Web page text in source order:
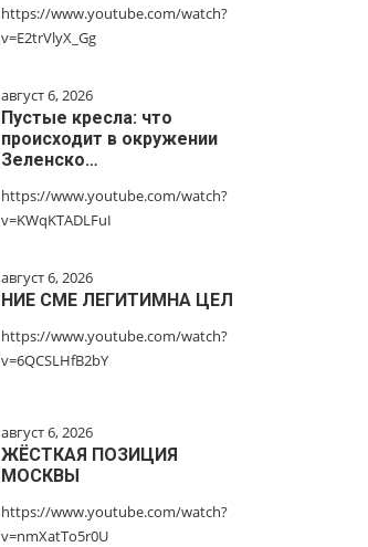
https://www.youtube.com/watch?
v=E2trVlyX_Gg
август 6, 2026
Пустые кресла: что
происходит в окружении
Зеленско…
https://www.youtube.com/watch?
v=KWqKTADLFuI
август 6, 2026
НИЕ СМЕ ЛЕГИТИМНА ЦЕЛ
https://www.youtube.com/watch?
v=6QCSLHfB2bY
август 6, 2026
ЖЁСТКАЯ ПОЗИЦИЯ
МОСКВЫ
https://www.youtube.com/watch?
v=nmXatTo5r0U